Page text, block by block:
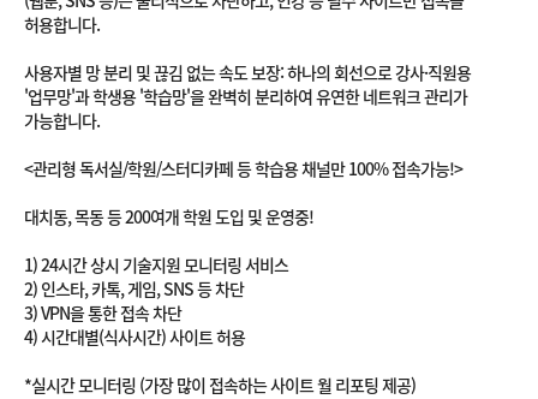
허용합니다.
사용자별 망 분리 및 끊김 없는 속도 보장: 하나의 회선으로 강사·직원용
'업무망'과 학생용 '학습망'을 완벽히 분리하여 유연한 네트워크 관리가
가능합니다.
<관리형 독서실/학원/스터디카페 등 학습용 채널만 100% 접속가능!>
대치동, 목동 등 200여개 학원 도입 및 운영중!
1) 24시간 상시 기술지원 모니터링 서비스
2) 인스타, 카톡, 게임, SNS 등 차단
3) VPN을 통한 접속 차단
4) 시간대별(식사시간) 사이트 허용
*실시간 모니터링 (가장 많이 접속하는 사이트 월 리포팅 제공)